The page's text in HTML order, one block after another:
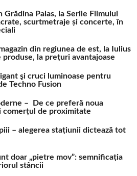
Grădina Palas, la Serile Filmului
scurtmetraje și concerte, în
din regiunea de est, la Iulius
produse, la prețuri avantajoase
şi cruci luminoase pentru
Techno Fusion
– De ce preferă noua
comerțul de proximitate
– alegerea stațiunii dictează tot
doar „pietre mov”: semnificația
stâncii